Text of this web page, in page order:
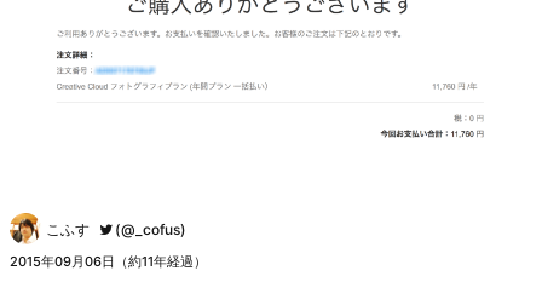
こふす (@_cofus)
2015年09月06日（約11年経過）